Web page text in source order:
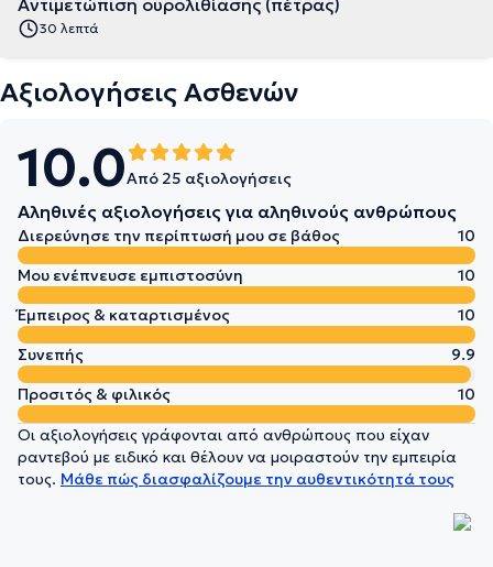
Αντιμετώπιση ουρολιθίασης (πέτρας)
30 λεπτά
Αξιολογήσεις Ασθενών
10.0Από 25 αξιολογήσεις
Αληθινές αξιολογήσεις για αληθινούς ανθρώπους
Διερεύνησε την περίπτωσή μου σε βάθος
10
Μου ενέπνευσε εμπιστοσύνη
10
Έμπειρος & καταρτισμένος
10
Συνεπής
9.9
Προσιτός & φιλικός
10
Οι αξιολογήσεις γράφονται από ανθρώπους που είχαν
ραντεβού με ειδικό και θέλουν να μοιραστούν την εμπειρία
τους. Μάθε πώς διασφαλίζουμε την αυθεντικότητά τους